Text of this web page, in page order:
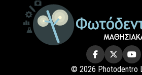
© 2026 Photodentro